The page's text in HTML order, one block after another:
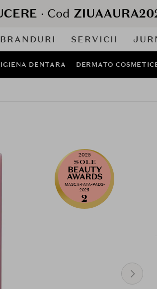
BRANDURI SERVICII
IGIENA DENTARA DERMATO
2025
MASCA-FATA-PADS-
2025
2